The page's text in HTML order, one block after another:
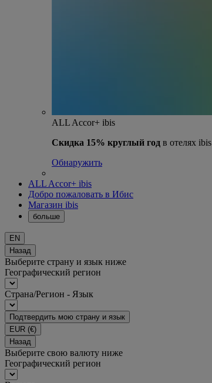
ALL Accor+ ibis
Скидка 15% круглый год в отелях ibis
Обнаружить
ALL Accor+ ibis
Добро пожаловать в Ибис
Магазин ibis
больше
EN
Назад
Выберите страну и язык ниже
Географический регион
Страна/Регион - Язык
Подтвердить мою страну и язык
EUR (€)
Назад
Выберите свою валюту ниже
Географический регион